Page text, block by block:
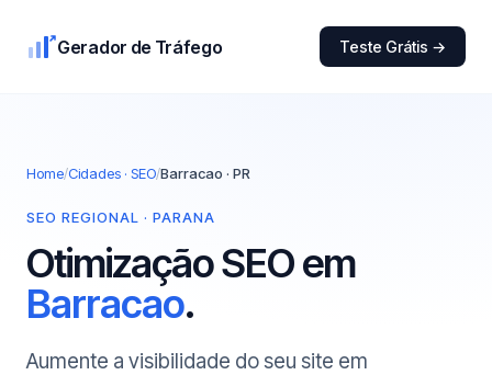
Gerador de Tráfego Teste Grátis →
Home/Cidades · SEO/Barracao · PR
SEO REGIONAL · PARANA
Otimização SEO em
Barracao.
Aumente a visibilidade do seu site em